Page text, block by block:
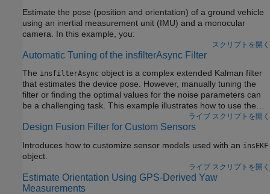
Estimate the pose (position and orientation) of a ground vehicle
using an inertial measurement unit (IMU) and a monocular
camera. In this example, you:
スクリプトを開く
Automatic Tuning of the insfilterAsync Filter
The insfilterAsync object is a complex extended Kalman filter
that estimates the device pose. However, manually tuning the
filter or finding the optimal values for the noise parameters can
be a challenging task. This example illustrates how to use the
function to optimize the filter noise parameters.ライブ スクリプトを開く
Design Fusion Filter for Custom Sensors
Introduces how to customize sensor models used with an insEKF
object.
ライブ スクリプトを開く
Estimate Orientation Using GPS-Derived Yaw
Measurements